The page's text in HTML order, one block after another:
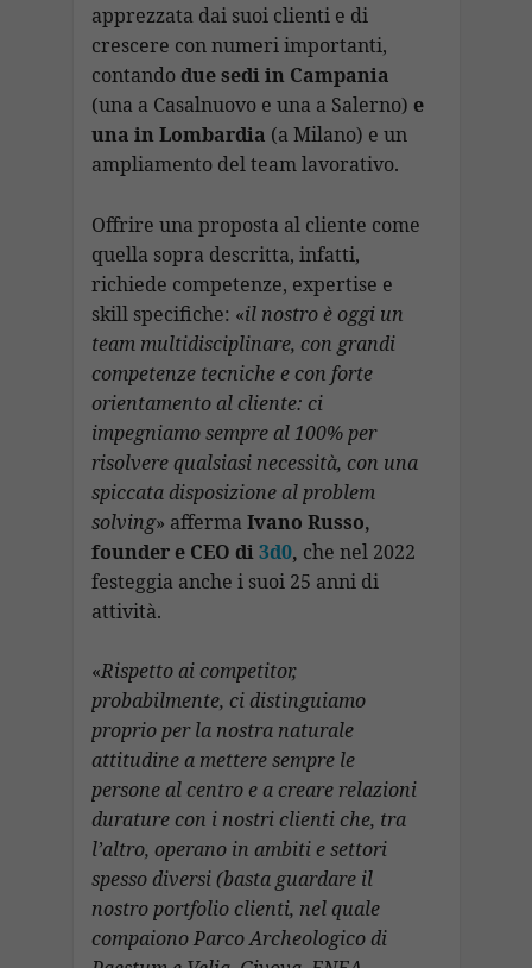
apprezzata dai suoi clienti e di
crescere con numeri importanti,
contandodue sedi in Campania
(una a Casalnuovo e una a Salerno) e
una in Lombardia (a Milano) e un
ampliamento del team lavorativo.
Offrire una proposta al cliente come
quella sopra descritta, infatti,
richiede competenze, expertise e
skill specifiche: «il nostro è oggi un
team multidisciplinare, con grandi
competenze tecniche e con forte
orientamento al cliente: ci
impegniamo sempre al 100% per
risolvere qualsiasi necessità, con una
spiccata disposizione al problem
solving» affermaIvano Russo,
founder e CEO di3d0, che nel 2022
festeggia anche i suoi 25 anni di
attività.
«Rispetto ai competitor,
probabilmente, ci distinguiamo
proprio per la nostra naturale
attitudine a mettere sempre le
persone al centro e a creare relazioni
durature con i nostri clienti che, tra
l’altro, operano in ambiti e settori
spesso diversi (basta guardare il
nostro portfolio clienti, nel quale
compaiono Parco Archeologico di